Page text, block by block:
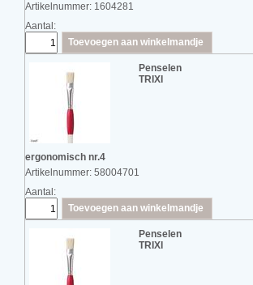
Artikelnummer: 1604281
Aantal:
Toevoegen aan winkelmandje
Penselen
TRIXI
ergonomisch nr.4
Artikelnummer: 58004701
Aantal:
Toevoegen aan winkelmandje
Penselen
TRIXI